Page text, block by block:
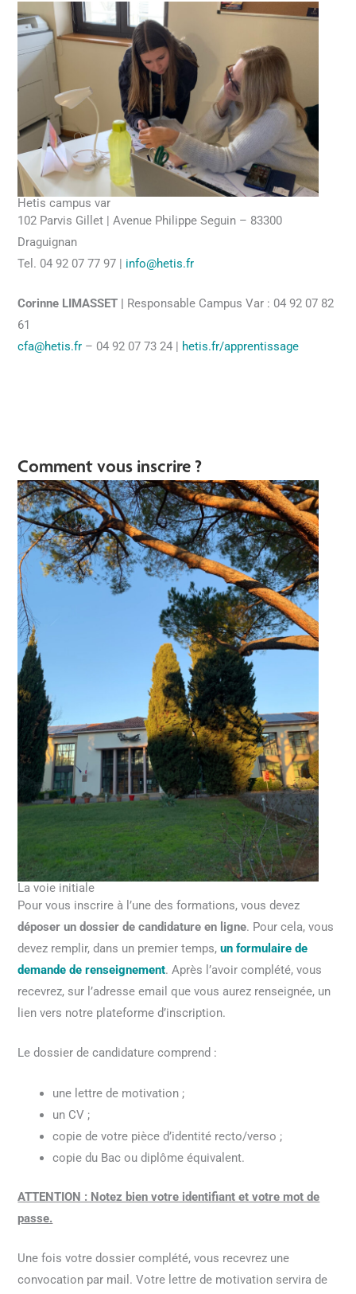
Hetis campus var
102 Parvis Gillet | Avenue Philippe Seguin – 83300
Draguignan
Tel. 04 92 07 77 97 | info@hetis.fr
Corinne LIMASSET | Responsable Campus Var : 04 92 07 82
61
cfa@hetis.fr – 04 92 07 73 24 | hetis.fr/apprentissage
Comment vous inscrire ?
La voie initiale
Pour vous inscrire à l’une des formations, vous devez
déposer un dossier de candidature en ligne. Pour cela, vous
devez remplir, dans un premier temps,un formulaire de
demande de renseignement. Après l’avoir complété, vous
recevrez, sur l’adresse email que vous aurez renseignée, un
lien vers notre plateforme d’inscription.
Le dossier de candidature comprend :
une lettre de motivation ;
un CV ;
copie de votre pièce d’identité recto/verso ;
copie du Bac ou diplôme équivalent.
ATTENTION : Notez bien votre identifiant et votre mot de
passe.
Une fois votre dossier complété, vous recevrez une
convocation par mail. Votre lettre de motivation servira de